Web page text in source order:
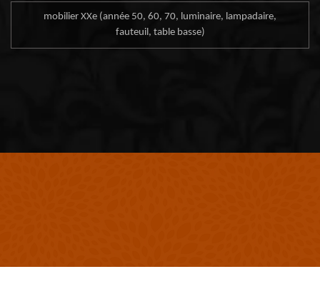
mobilier XXe (année 50, 60, 70, luminaire, lampadaire,
fauteuil, table basse)